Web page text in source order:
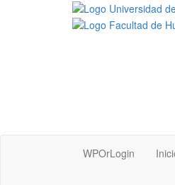
WPOrLogin